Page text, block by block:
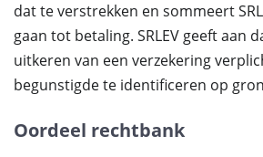
dat te verstrekken en sommeert
gaan tot betaling. SRLEV geeft aan
uitkeren van een verzekering
begunstigde te identificeren op
Oordeel rechtbank